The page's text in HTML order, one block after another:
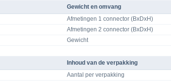
Gewicht en omvang
Afmetingen 1 connector (BxDxH)
Afmetingen 2 connector (BxDxH)
Gewicht
Inhoud van de verpakking
Aantal per verpakking